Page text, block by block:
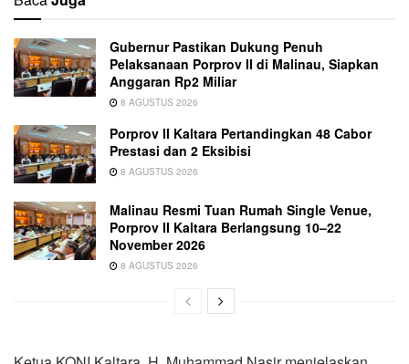
Gubernur Pastikan Dukung Penuh
Pelaksanaan Porprov II di Malinau, Siapkan
Anggaran Rp2 Miliar
8 AGUSTUS 2026
Porprov II Kaltara Pertandingkan 48 Cabor
Prestasi dan 2 Eksibisi
8 AGUSTUS 2026
Malinau Resmi Tuan Rumah Single Venue,
Porprov II Kaltara Berlangsung 10–22
November 2026
8 AGUSTUS 2026